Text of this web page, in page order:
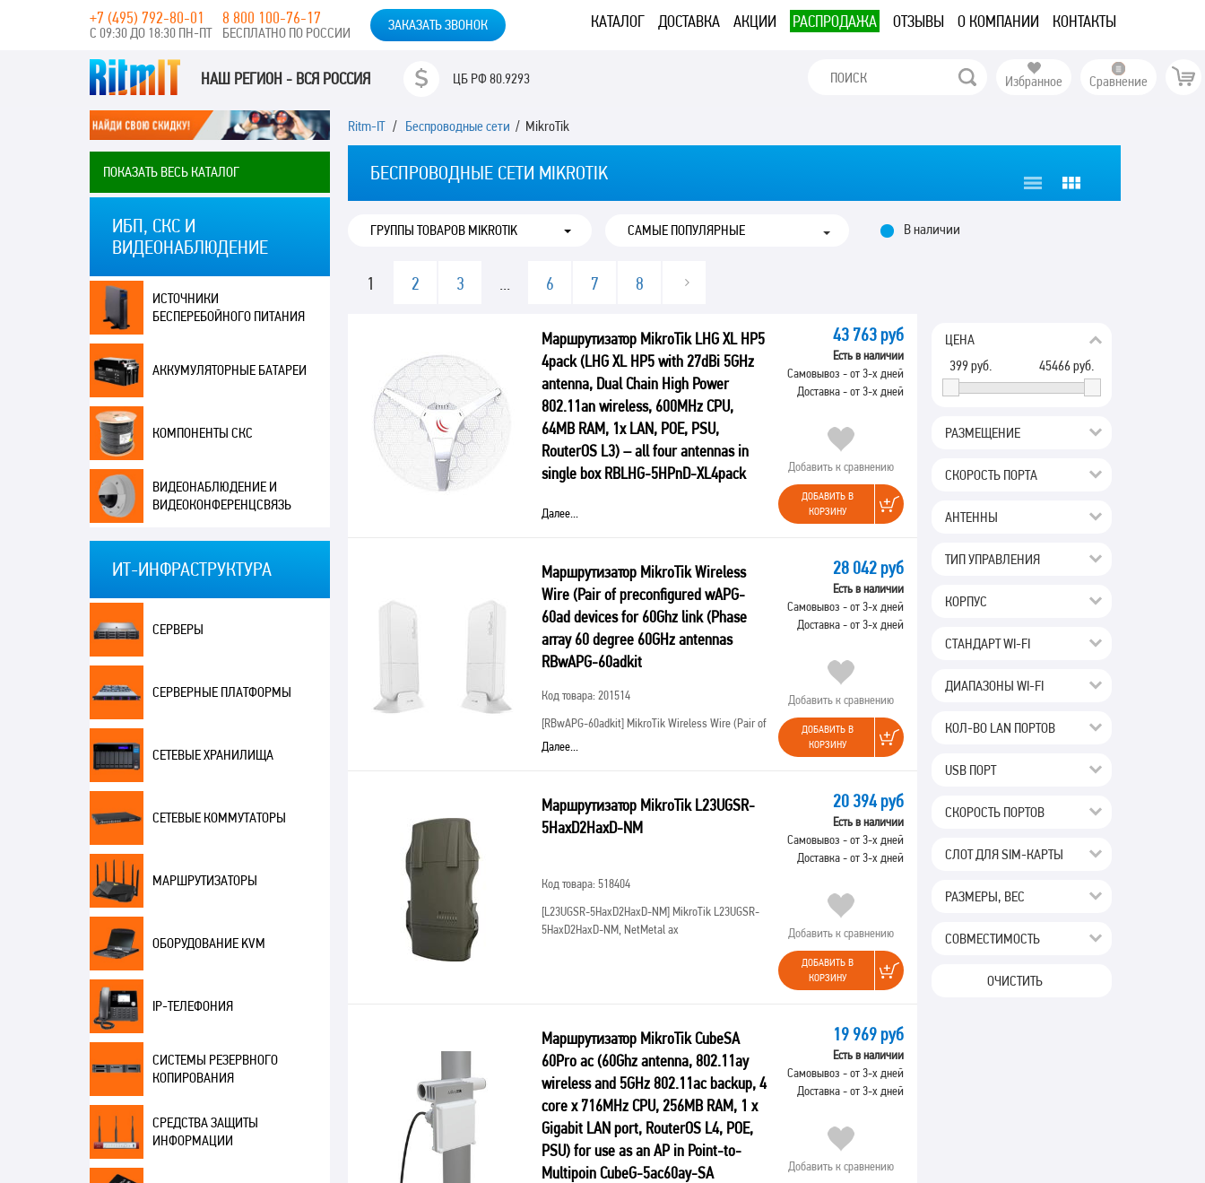
КАТАЛОГ ДОСТАВКА АКЦИИ РАСПРОДАЖА ОТЗЫВЫ О КОМПАНИИ КОНТАКТЫ
+7 (495) 792-80-01
С 09:30 ДО 18:30 ПН-ПТ
8 800 100-76-17
БЕСПЛАТНО ПО РОССИИ ЗАКАЗАТЬ ЗВОНОК
НАШ РЕГИОН - ВСЯ РОССИЯ ЦБ РФ80.9293 Избранное Сравнение
ПОКАЗАТЬ ВЕСЬ КАТАЛОГ
ИБП, СКС И
ВИДЕОНАБЛЮДЕНИЕ
ИСТОЧНИКИ
БЕСПЕРЕБОЙНОГО ПИТАНИЯ
АККУМУЛЯТОРНЫЕ БАТАРЕИ
КОМПОНЕНТЫ СКС
ВИДЕОНАБЛЮДЕНИЕ И
ВИДЕОКОНФЕРЕНЦСВЯЗЬ
ИТ-ИНФРАСТРУКТУРА
СЕРВЕРЫ
СЕРВЕРНЫЕ ПЛАТФОРМЫ
СЕТЕВЫЕ ХРАНИЛИЩА
СЕТЕВЫЕ КОММУТАТОРЫ
МАРШРУТИЗАТОРЫ
ОБОРУДОВАНИЕ KVM
IP-ТЕЛЕФОНИЯ
СИСТЕМЫ РЕЗЕРВНОГО
КОПИРОВАНИЯ
СРЕДСТВА ЗАЩИТЫ
ИНФОРМАЦИИ
Ritm-IT/ Беспроводные сети / MikroTik
БЕСПРОВОДНЫЕ СЕТИ MIKROTIK
ГРУППЫ ТОВАРОВ MIKROTIK В наличии
1 2 3 ... 6 7 8
ЦЕНА
45466руб.
399руб.
РАЗМЕЩЕНИЕ
СКОРОСТЬ ПОРТА
АНТЕННЫ
ТИП УПРАВЛЕНИЯ
КОРПУС
СТАНДАРТ WI-FI
ДИАПАЗОНЫ WI-FI
КОЛ-ВО LAN ПОРТОВ
USB ПОРТ
СКОРОСТЬ ПОРТОВ
СЛОТ ДЛЯ SIM-КАРТЫ
РАЗМЕРЫ, ВЕС
СОВМЕСТИМОСТЬ
ОЧИСТИТЬ
Маршрутизатор MikroTik LHG XL HP5
4pack (LHG XL HP5 with 27dBi 5GHz
antenna, Dual Chain High Power
802.11an wireless, 600MHz CPU,
64MB RAM, 1x LAN, POE, PSU,
RouterOS L3) – all four antennas in
single box RBLHG-5HPnD-XL4pack
Код товара: 201500
Chain High Power 802.11an wireless, 600MHz CPU,
64MB RAM, 1x LAN, POE, PSU, RouterOS L3) – all
four antennas in single box
Далее...
43 763 руб
Есть в наличии
Самовывоз - от 3-х дней
Доставка - от 3-х дней
Добавить к сравнению
ДОБАВИТЬ В
КОРЗИНУ
Маршрутизатор MikroTik Wireless
Wire (Pair of preconfigured wAPG-
60ad devices for 60Ghz link (Phase
array 60 degree 60GHz antennas
RBwAPG-60adkit
Код товара: 201514
[RBwAPG-60adkit]MikroTik Wireless Wire (Pair of
preconfigured wAPG-60ad devices for 60Ghz link
Далее...
28 042 руб
Есть в наличии
Самовывоз - от 3-х дней
Доставка - от 3-х дней
Добавить к сравнению
ДОБАВИТЬ В
КОРЗИНУ
Маршрутизатор MikroTik L23UGSR-
5HaxD2HaxD-NM
Код товара: 518404
[L23UGSR-5HaxD2HaxD-NM]MikroTik L23UGSR-
5HaxD2HaxD-NM, NetMetal ax
20 394 руб
Есть в наличии
Самовывоз - от 3-х дней
Доставка - от 3-х дней
Добавить к сравнению
ДОБАВИТЬ В
КОРЗИНУ
Маршрутизатор MikroTik CubeSA
60Pro ac (60Ghz antenna, 802.11ay
wireless and 5GHz 802.11ac backup, 4
core x 716MHz CPU, 256MB RAM, 1 x
Gigabit LAN port, RouterOS L4, POE,
PSU) for use as an AP in Point-to-
Multipoin CubeG-5ac60ay-SA
19 969 руб
Есть в наличии
Самовывоз - от 3-х дней
Доставка - от 3-х дней
Добавить к сравнению